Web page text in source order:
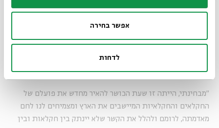
אפשר בחירה
לדחות
פקחה את עיניהם של רבים והסיטה את הזרקור חזרה אל מי שהיו
עד לא מזמן מובנים מאליהם. רבים כל כך הבינו והזדהו עם
שלנו מהשדה ועד לצלחת ואת הביטחון האמיתי שמספקת
חקלאות ישראלית לתושבי הארץ הזאת.
"מבחינתי, הייתה זו שעת הכושר להאיר מחדש את פועלם של
החקלאים והחקלאיות המיישבים את הארץ ומצמיחים לנו לחם
מאדמתה, לרומם ולהלל את הקשר שלא יינתק בין חקלאות ובין